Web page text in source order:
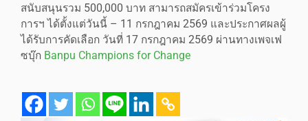
สนับสนุนรวม 500,000 บาท สามารถสมัครเข้าร่วมโครง
การฯ ได้ตั้งแต่วันนี้ – 11 กรกฎาคม 2569 และประกาศผลผู้
ได้รับการคัดเลือก วันที่ 17 กรกฎาคม 2569 ผ่านทางเพจเฟ
ซบุ๊ก Banpu Champions for Change